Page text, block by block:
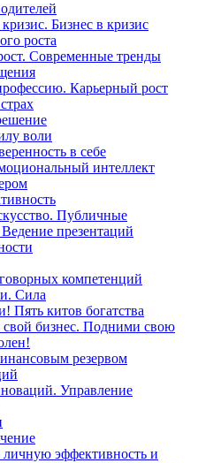
Бизнес в кризис
роста
Современные тренды
Карьерный рост
воли
в себе
интеллект
Публичные
презентаций
компетенций
Сила
Пять китов богатства
бизнес. Подними свою
резервом
Управление
эффективность и